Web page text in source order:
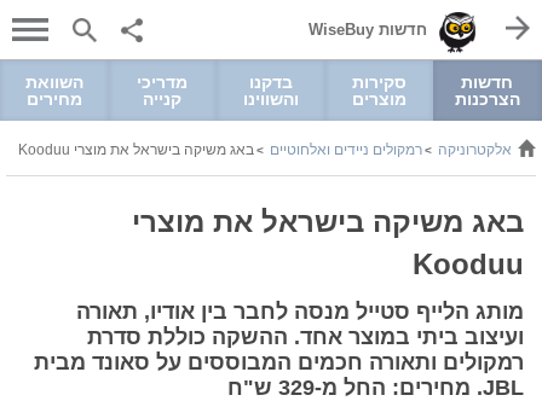
חדשות WiseBuy
חדשות
הצרכנות
סקירות
מוצרים
בדקנו
והשווינו
מדריכי
קנייה
השוואת
מחירים
ואלקטרוניקה >רמקולים ניידים ואלחוטיים >באג משיקה בישראל את מוצרי Kooduu
באג משיקה בישראל את מוצרי
Kooduu
מותג הלייף סטייל מנסה לחבר בין אודיו, תאורה
ועיצוב ביתי במוצר אחד. ההשקה כוללת סדרת
רמקולים ותאורה חכמים המבוססים על סאונד מבית
JBL. מחירים: החל מ-329 ש"ח